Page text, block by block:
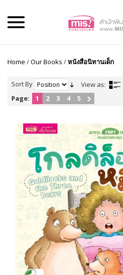
Home /Our Books /หนังสือนิทานเด็ก
Sort By
View as:
Page:
1 2 3 4 5